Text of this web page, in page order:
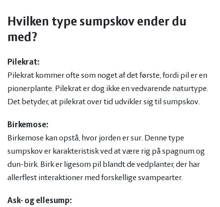
Hvilken type sumpskov ender du
med?
Pilekrat:
Pilekrat kommer ofte som noget af det første, fordi pil er en
pionerplante. Pilekrat er dog ikke en vedvarende naturtype.
Det betyder, at pilekrat over tid udvikler sig til sumpskov.
Birkemose:
Birkemose kan opstå, hvor jorden er sur. Denne type
sumpskov er karakteristisk ved at være rig på spagnum og
dun-birk. Birk er ligesom pil blandt de vedplanter, der har
allerflest interaktioner med forskellige svampearter.
Ask- og ellesump: